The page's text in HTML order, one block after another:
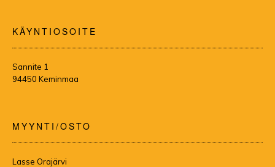
KÄYNTIOSOITE
Sannite 1
94450 Keminmaa
MYYNTI/OSTO
Lasse Orajärvi